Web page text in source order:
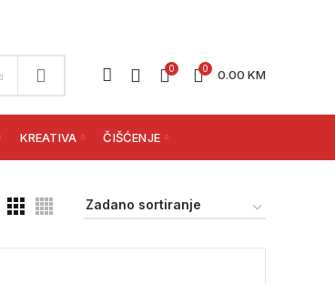
0 0 0.00 KM
KREATIVA ČIŠĆENJE